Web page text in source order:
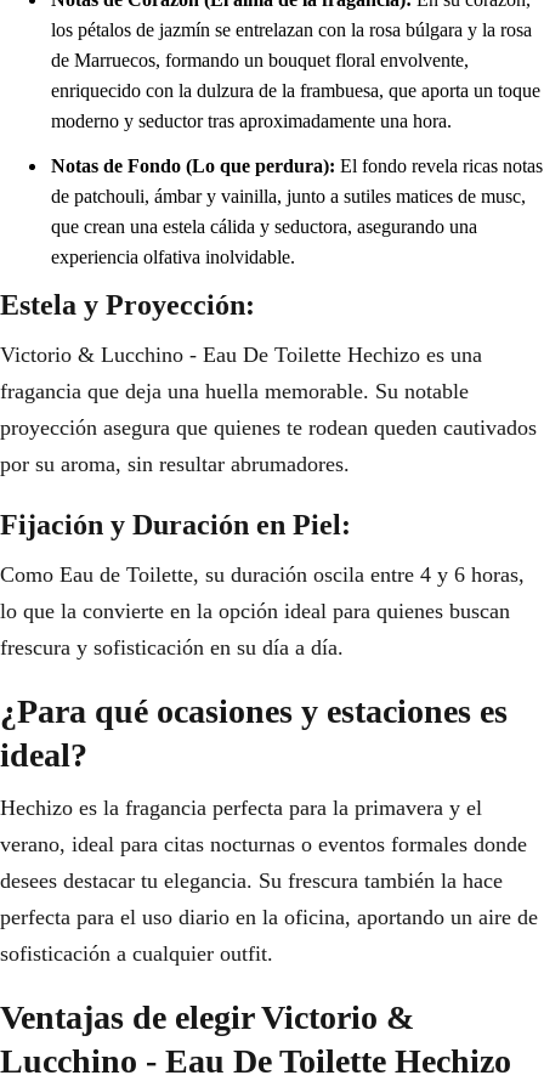
los pétalos de jazmín se entrelazan con la rosa búlgara y la rosa
de Marruecos, formando un bouquet floral envolvente,
enriquecido con la dulzura de la frambuesa, que aporta un toque
moderno y seductor tras aproximadamente una hora.
Notas de Fondo (Lo que perdura): El fondo revela ricas notas
de patchouli, ámbar y vainilla, junto a sutiles matices de musc,
que crean una estela cálida y seductora, asegurando una
experiencia olfativa inolvidable.
Estela y Proyección:
Victorio & Lucchino - Eau De Toilette Hechizo es una
fragancia que deja una huella memorable. Su notable
proyección asegura que quienes te rodean queden cautivados
por su aroma, sin resultar abrumadores.
Fijación y Duración en Piel:
Como Eau de Toilette, su duración oscila entre 4 y 6 horas,
lo que la convierte en la opción ideal para quienes buscan
frescura y sofisticación en su día a día.
¿Para qué ocasiones y estaciones es
ideal?
Hechizo es la fragancia perfecta para la primavera y el
verano, ideal para citas nocturnas o eventos formales donde
desees destacar tu elegancia. Su frescura también la hace
perfecta para el uso diario en la oficina, aportando un aire de
sofisticación a cualquier outfit.
Ventajas de elegir Victorio &
Lucchino - Eau De Toilette Hechizo